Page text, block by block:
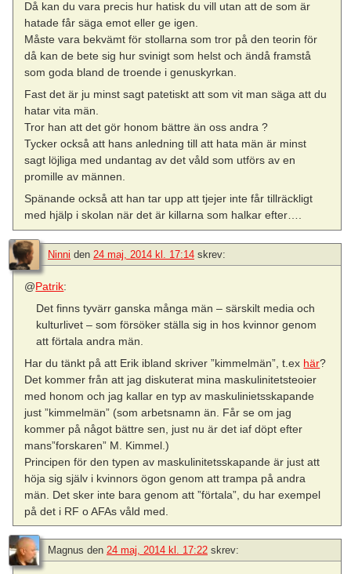
Då kan du vara precis hur hatisk du vill utan att de som är
hatade får säga emot eller ge igen.
Måste vara bekvämt för stollarna som tror på den teorin för
då kan de bete sig hur svinigt som helst och ändå framstå
som goda bland de troende i genuskyrkan.
Fast det är ju minst sagt patetiskt att som vit man säga att du
hatar vita män.
Tror han att det gör honom bättre än oss andra ?
Tycker också att hans anledning till att hata män är minst
sagt löjliga med undantag av det våld som utförs av en
promille av männen.
Spänande också att han tar upp att tjejer inte får tillräckligt
med hjälp i skolan när det är killarna som halkar efter….
Ninni den 24 maj, 2014 kl. 17:14 skrev:
@Patrik:
Det finns tyvärr ganska många män – särskilt media och
kulturlivet – som försöker ställa sig in hos kvinnor genom
att förtala andra män.
Har du tänkt på att Erik ibland skriver ”kimmelmän”, t.ex här?
Det kommer från att jag diskuterat mina maskulinitetsteoier
med honom och jag kallar en typ av maskulinietsskapande
just ”kimmelmän” (som arbetsnamn än. Får se om jag
kommer på något bättre sen, just nu är det iaf döpt efter
mans”forskaren” M. Kimmel.)
Principen för den typen av maskulinitetsskapande är just att
höja sig själv i kvinnors ögon genom att trampa på andra
män. Det sker inte bara genom att ”förtala”, du har exempel
på det i RF o AFAs våld med.
Magnus den 24 maj, 2014 kl. 17:22 skrev: